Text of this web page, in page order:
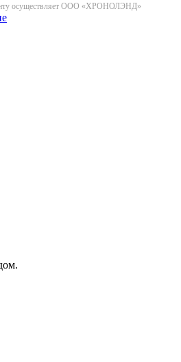
осуществляет ООО «ХРОНОЛЭНД»